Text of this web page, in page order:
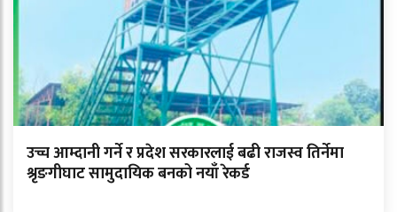
उच्च आम्दानी गर्ने र प्रदेश सरकारलाई बढी राजस्व तिर्नेमा
श्रृङगीघाट सामुदायिक बनको नयाँ रेकर्ड